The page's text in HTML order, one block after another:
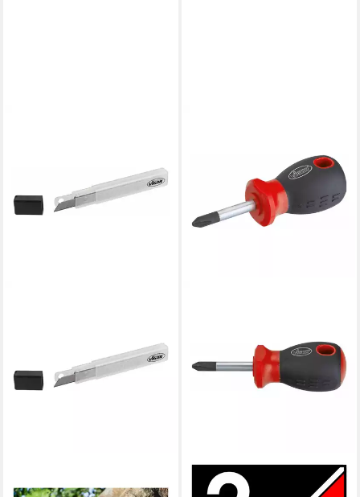
Cuttermesser VIGOR
VIGOR
Schraubendreher VIGOR